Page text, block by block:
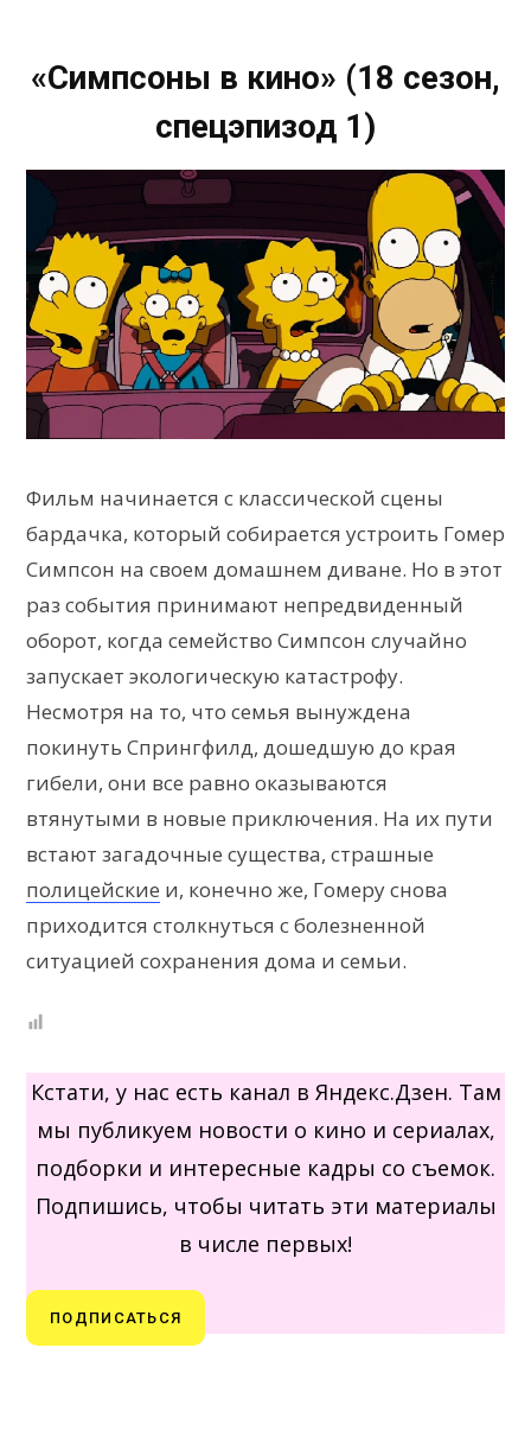
«Симпсоны в кино» (18 сезон,
спецэпизод 1)
Фильм начинается с классической сцены
бардачка, который собирается устроить Гомер
Симпсон на своем домашнем диване. Но в этот
раз события принимают непредвиденный
оборот, когда семейство Симпсон случайно
запускает экологическую катастрофу.
Несмотря на то, что семья вынуждена
покинуть Спрингфилд, дошедшую до края
гибели, они все равно оказываются
втянутыми в новые приключения. На их пути
встают загадочные существа, страшные
полицейские и, конечно же, Гомеру снова
приходится столкнуться с болезненной
ситуацией сохранения дома и семьи.
Кстати, у нас есть канал в Яндекс.Дзен. Там
мы публикуем новости о кино и сериалах,
подборки и интересные кадры со съемок.
Подпишись, чтобы читать эти материалы
в числе первых!
ПОДПИСАТЬСЯ